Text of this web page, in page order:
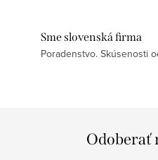
Sme slovenská firma
Poradenstvo. Skúsenosti
Odoberať